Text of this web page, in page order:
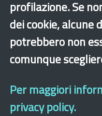
×
profilazione. Se
dei cookie, alcune
potrebbero non
comunque
Per maggiori
privacy policy.